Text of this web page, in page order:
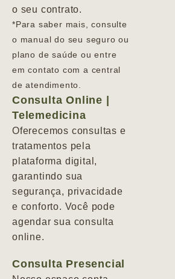
o seu contrato.
*Para saber mais, consulte
o manual do seu seguro ou
plano de saúde ou entre
em contato com a central
de atendimento.
Consulta Online |
Telemedicina
Oferecemos consultas e
tratamentos pela
plataforma digital,
garantindo sua
segurança, privacidade
e conforto. Você pode
agendar sua consulta
online.
Consulta Presencial